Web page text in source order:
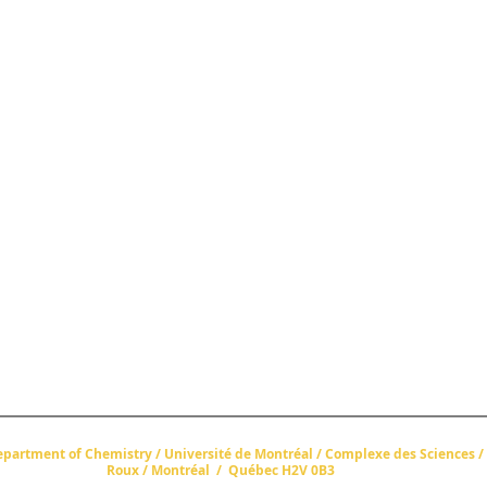
of Chemistry / Université de Montréal /Complexe des Sciences/
Roux/ Montréal / Québec H2V 0B3